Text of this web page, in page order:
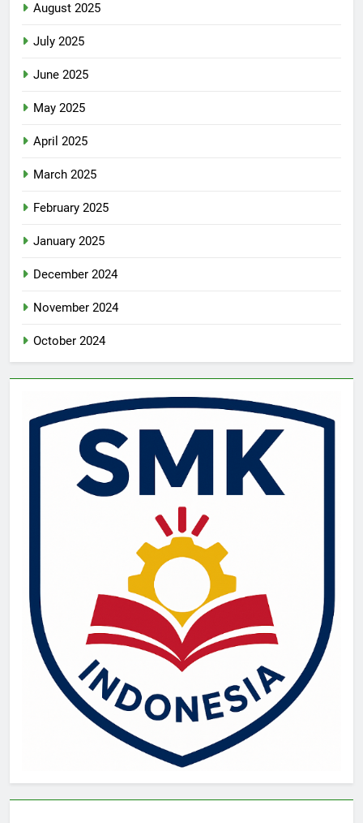
August 2025
July 2025
June 2025
May 2025
April 2025
March 2025
February 2025
January 2025
December 2024
November 2024
October 2024